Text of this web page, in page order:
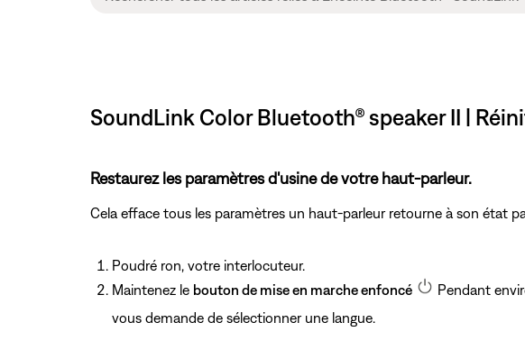
SoundLink Color Bluetooth® speaker II |
Restaurez les paramètres d'usine de votre haut-parleur.
Cela efface tous les paramètres un haut-parleur retourne à son état
Poudré ron, votre interlocuteur.
Maintenez le bouton de mise en marche enfoncé
Pendant
vous demande de sélectionner une langue.